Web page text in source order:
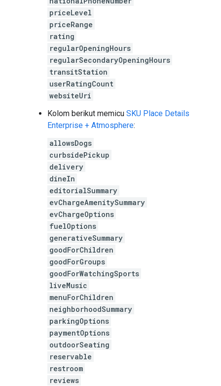
priceLevel
priceRange
rating
regularOpeningHours
regularSecondaryOpeningHours
transitStation
userRatingCount
websiteUri
Kolom berikut memicu SKU Place Details
Enterprise + Atmosphere:
allowsDogs
curbsidePickup
delivery
dineIn
editorialSummary
evChargeAmenitySummary
evChargeOptions
fuelOptions
generativeSummary
goodForChildren
goodForGroups
goodForWatchingSports
liveMusic
menuForChildren
neighborhoodSummary
parkingOptions
paymentOptions
outdoorSeating
reservable
restroom
reviews